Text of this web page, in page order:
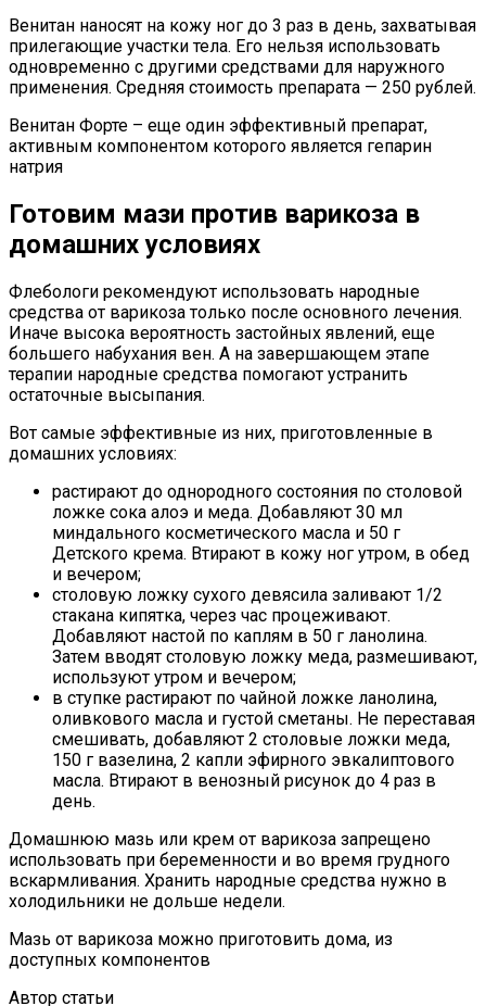
Венитан наносят на кожу ног до 3 раз в день, захватывая
прилегающие участки тела. Его нельзя использовать
одновременно с другими средствами для наружного
применения. Средняя стоимость препарата — 250 рублей.
Венитан Форте – еще один эффективный препарат,
активным компонентом которого является гепарин
натрия
Готовим мази против варикоза в
домашних условиях
Флебологи рекомендуют использовать народные
средства от варикоза только после основного лечения.
Иначе высока вероятность застойных явлений, еще
большего набухания вен. А на завершающем этапе
терапии народные средства помогают устранить
остаточные высыпания.
Вот самые эффективные из них, приготовленные в
домашних условиях:
растирают до однородного состояния по столовой
ложке сока алоэ и меда. Добавляют 30 мл
миндального косметического масла и 50 г
Детского крема. Втирают в кожу ног утром, в обед
и вечером;
столовую ложку сухого девясила заливают 1/2
стакана кипятка, через час процеживают.
Добавляют настой по каплям в 50 г ланолина.
Затем вводят столовую ложку меда, размешивают,
используют утром и вечером;
в ступке растирают по чайной ложке ланолина,
оливкового масла и густой сметаны. Не переставая
смешивать, добавляют 2 столовые ложки меда,
150 г вазелина, 2 капли эфирного эвкалиптового
масла. Втирают в венозный рисунок до 4 раз в
день.
Домашнюю мазь или крем от варикоза запрещено
использовать при беременности и во время грудного
вскармливания. Хранить народные средства нужно в
холодильники не дольше недели.
Мазь от варикоза можно приготовить дома, из
доступных компонентов
Автор статьи